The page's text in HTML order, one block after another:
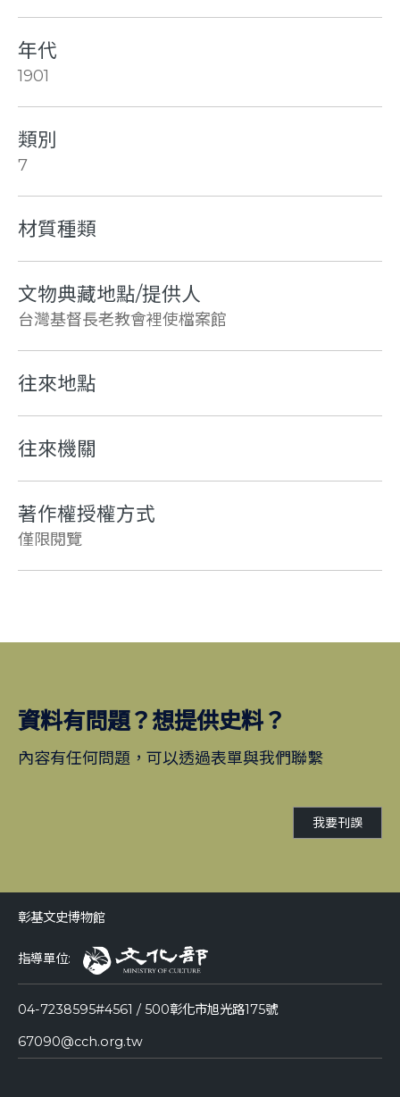
年代
1901
類別
7
材質種類
文物典藏地點/提供人
台灣基督長老教會裡使檔案館
往來地點
往來機關
著作權授權方式
僅限閱覽
資料有問題？想提供史料？
內容有任何問題，可以透過表單與我們聯繫
我要刊誤
彰基文史博物館
指導單位:
04-7238595#4561 / 500彰化市旭光路175號
67090@cch.org.tw